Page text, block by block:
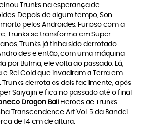
Trunks na esperança de
Depois de algum tempo, Son
pelos Androides. Furioso com a
Trunks se transforma em Super
anos, Trunks já tinha sido derrotado
e então, com uma máquina
por Bulma, ele volta ao passado. Lá,
e Rei Cold que invadiram a Terra em
Trunks derrota os dois facilmente, após
Saiyajin e fica no passado até o final
Dragon Ball
Heroes de Trunks
Transcendence Art Vol. 5 da Bandai
de 14 cm de altura.